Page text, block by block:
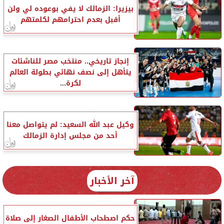
بيزيرا: الزمالك لا يفي بوعوده لي ولن
أقبل بعدم احترامهم لكلمتهم
إنجاز تاريخي.. منتخب مصر للناشئات
يتأهل إلى نصف نهائي بطولة العالم
لكرة...
وكيل عبد الله السعيد: لم يتواصل معنا
أحد من مجلس إدارة الزمالك
آخر الأخبار
حكم اصطحاب الأطفال الصغار إلى صلاة